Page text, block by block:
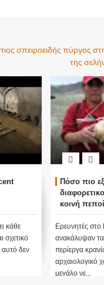
σπειροειδής πύργος
της
κάθε
σχετικό
δεν
Πόσο πιο
κοινή
προγονοί
Ερευνητές
ανακάλυψαν
περίεργα
αρχαιολογικό
μεγάλο νε...